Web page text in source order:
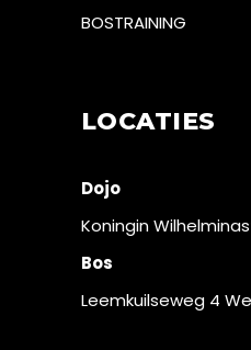
BOSTRAINING
LOCATIES
Dojo
Koningin
Bos
Leemkuilseweg 4